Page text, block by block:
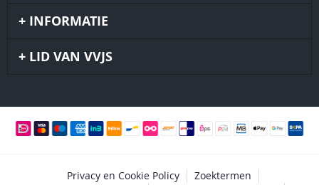
INFORMATIE
LID VAN VVJS
Privacy en Cookie Policy
Zoektermen